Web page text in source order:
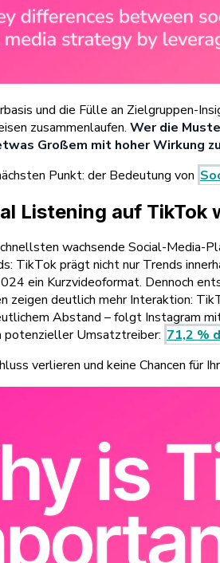
und die Fülle an Zielgruppen-
zusammenlaufen. Wer die
Großem mit hoher Wirkung
Punkt: der Bedeutung von
Listening auf TikTok
wachsende Social-Media-
TikTok prägt nicht nur Trends
ein Kurzvideoformat. Dennoch
zeigen deutlich mehr Interaktion:
Abstand – folgt Instagram
potenzieller Umsatztreiber: 71,2 %
verlieren und keine Chancen für